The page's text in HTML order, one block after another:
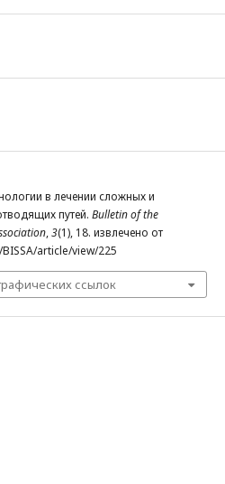
в лечении сложных и
путей. Bulletin of the
,3(1), 18. извлечено от
article/view/225
ссылок